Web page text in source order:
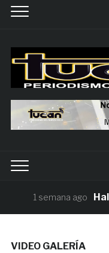
1 semana ago
VIDEO GALERÍA